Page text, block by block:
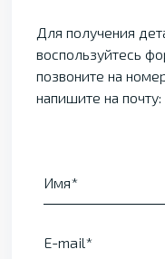
Для получения
воспользуйтесь
позвоните на
напишите на почту:
Имя
E-mail